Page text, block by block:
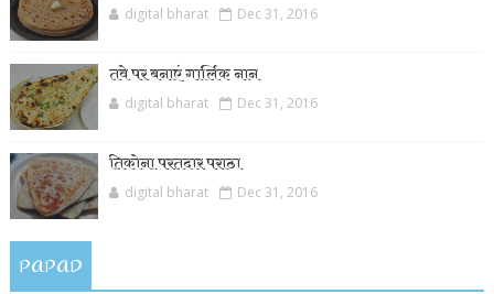
digital bharat Dec 31, 2016
तवे पर बनाएं गार्लिक नान
digital bharat Dec 31, 2016
तिकोना परतदार पराठा
digital bharat Dec 31, 2016
PAPAD